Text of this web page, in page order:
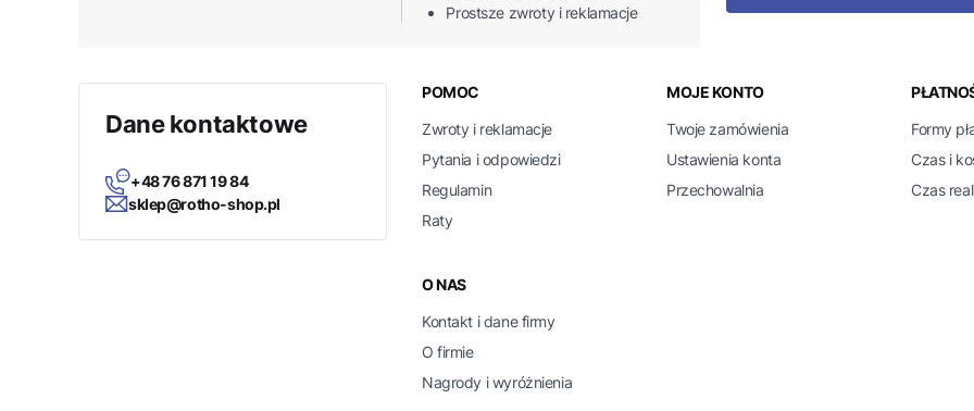
Prostsze zwroty i reklamacje
Dane kontaktowe
+48 76 871 19 84
sklep@rotho-shop.pl
Linki w stopce
POMOC
Zwroty i reklamacje
Pytania i odpowiedzi
Regulamin
Raty
MOJE KONTO
Twoje zamówienia
Ustawienia konta
Przechowalnia
Formy
Czas i
Czas
O NAS
Kontakt i dane firmy
O firmie
Nagrody i wyróżnienia